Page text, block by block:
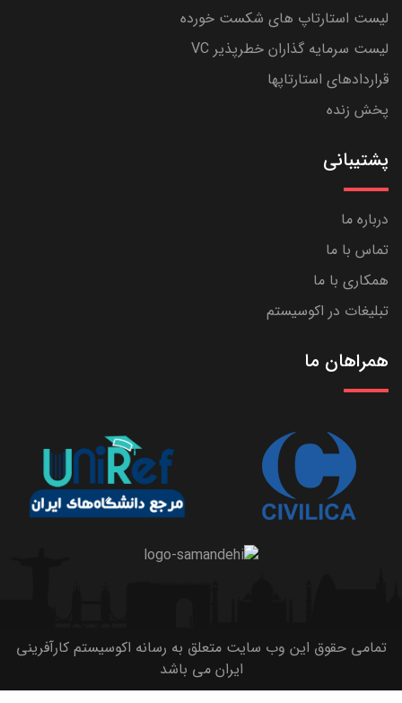
لیست استارتاپ های شکست خورده
لیست سرمایه گذاران خطرپذیر VC
قراردادهای استارتاپها
پخش زنده
پشتیبانی
درباره ما
تماس با ما
همکاری با ما
تبلیغات در اکوسیستم
همراهان ما
تمامی حقوق این وب سایت متعلق به رسانه اکوسیستم کارآفرینی
ایران می باشد